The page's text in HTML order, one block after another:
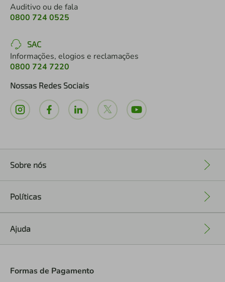
Auditivo ou de fala
0800 724 0525
SAC
Informações, elogios e reclamações
0800 724 7220
Nossas Redes Sociais
Sobre nós
Políticas
Ajuda
Formas de Pagamento